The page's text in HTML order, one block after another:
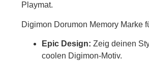
Playmat.
Digimon Dorumon Memory Marke
Epic Design: Zeig deinen
coolen Digimon-Motiv.